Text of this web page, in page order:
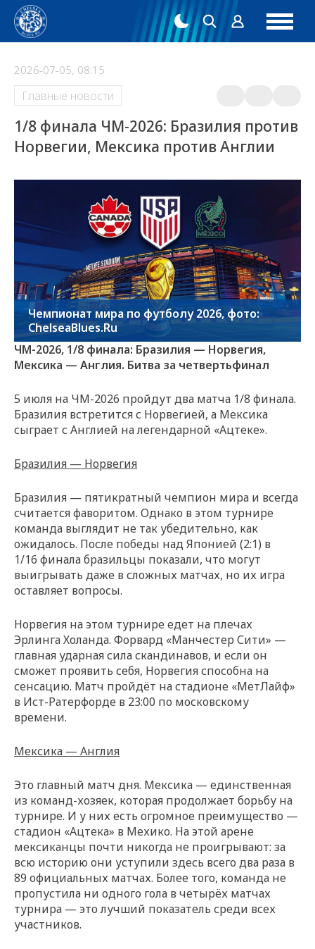
2026-07-05, 08:15
Главные новости
1/8 финала ЧМ-2026: Бразилия против
Норвегии, Мексика против Англии
Чемпионат мира по футболу 2026, фото:
ChelseaBlues.Ru
ЧМ-2026, 1/8 финала: Бразилия — Норвегия,
Мексика — Англия. Битва за четвертьфинал
5 июля на ЧМ-2026 пройдут два матча 1/8 финала.
Бразилия встретится с Норвегией, а Мексика
сыграет с Англией на легендарной «Ацтеке».
Бразилия — Норвегия
Бразилия — пятикратный чемпион мира и всегда
считается фаворитом. Однако в этом турнире
команда выглядит не так убедительно, как
ожидалось. После победы над Японией (2:1) в
1/16 финала бразильцы показали, что могут
выигрывать даже в сложных матчах, но их игра
оставляет вопросы.
Норвегия на этом турнире едет на плечах
Эрлинга Холанда. Форвард «Манчестер Сити» —
главная ударная сила скандинавов, и если он
сможет проявить себя, Норвегия способна на
сенсацию. Матч пройдёт на стадионе «МетЛайф»
в Ист-Ратерфорде в 23:00 по московскому
времени.
Мексика — Англия
Это главный матч дня. Мексика — единственная
из команд-хозяек, которая продолжает борьбу на
турнире. И у них есть огромное преимущество —
стадион «Ацтека» в Мехико. На этой арене
мексиканцы почти никогда не проигрывают: за
всю историю они уступили здесь всего два раза в
89 официальных матчах. Более того, команда не
пропустила ни одного гола в четырёх матчах
турнира — это лучший показатель среди всех
участников.